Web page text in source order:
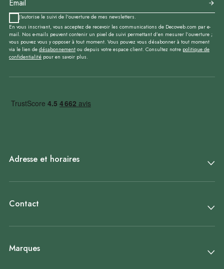
J'autorise le suivi de l'ouverture de mes newsletters.
En vous inscrivant, vous acceptez de recevoir les communications de Decoweb.com par e-
mail. Nos e-mails peuvent contenir un pixel de suivi permettant d’en mesurer l’ouverture ;
vous pouvez vous y opposer à tout moment. Vous pouvez vous désabonner à tout moment
via le lien de désabonnement ou depuis votre espace client. Consultez notre politique de
confidentialité pour en savoir plus.
Adresse et horaires
Contact
Marques